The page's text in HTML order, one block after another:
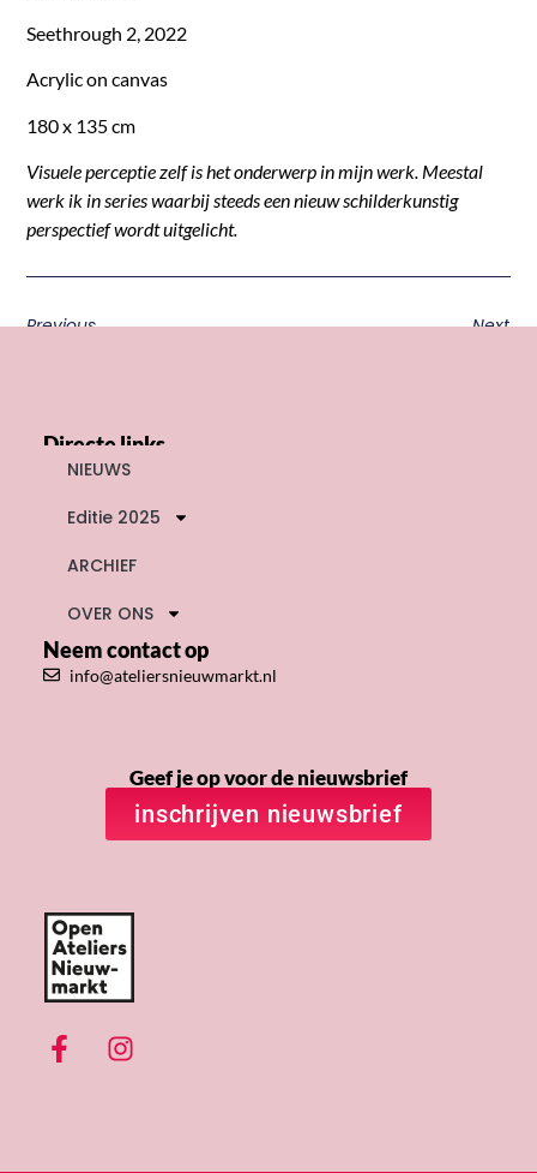
Seethrough 2, 2022
Acrylic on canvas
180 x 135 cm
Visuele perceptie zelf is het onderwerp in mijn werk. Meestal
werk ik in series waarbij steeds een nieuw schilderkunstig
perspectief wordt uitgelicht.
Previous Next
Directe links
NIEUWS
Editie 2025
ARCHIEF
OVER ONS
Neem contact op
info@ateliersnieuwmarkt.nl
Geef je op voor de nieuwsbrief
inschrijven nieuwsbrief